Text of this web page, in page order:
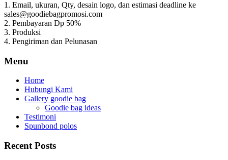
1. Email, ukuran, Qty, desain logo, dan estimasi deadline ke
sales@goodiebagpromosi.com
2. Pembayaran Dp 50%
3. Produksi
4. Pengiriman dan Pelunasan
Menu
Home
Hubungi Kami
Gallery goodie bag
Goodie bag ideas
Testimoni
Spunbond polos
Recent Posts